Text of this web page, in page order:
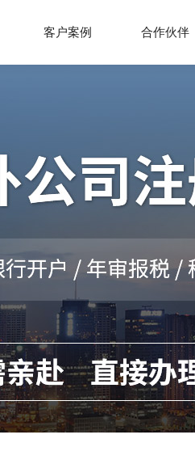
客户案例 合作伙伴